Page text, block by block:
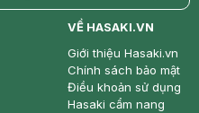
price
VỀ HASAKI.VN
Giới thiệu Hasaki.vn
Chính sách bảo mật
Điều khoản sử dụng
Hasaki cẩm nang